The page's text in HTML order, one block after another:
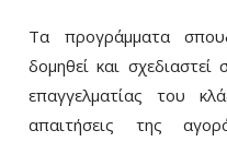
Τα προγράμματα
δομηθεί και
επαγγελματίας του
απαιτήσεις της